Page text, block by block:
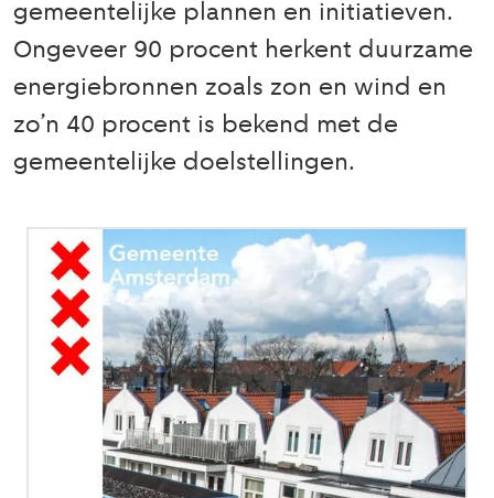
gemeentelijke plannen en initiatieven.
Ongeveer 90 procent herkent duurzame
energiebronnen zoals zon en wind en
zo’n 40 procent is bekend met de
gemeentelijke doelstellingen.